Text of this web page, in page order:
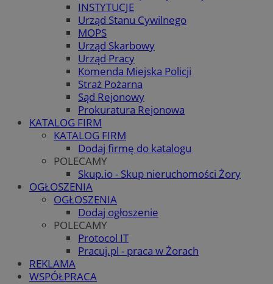
INSTYTUCJE
Urząd Stanu Cywilnego
MOPS
Urząd Skarbowy
Urząd Pracy
Komenda Miejska Policji
Straż Pożarna
Sąd Rejonowy
Prokuratura Rejonowa
KATALOG FIRM
KATALOG FIRM
Dodaj firmę do katalogu
POLECAMY
Skup.io - Skup nieruchomości Żory
OGŁOSZENIA
OGŁOSZENIA
Dodaj ogłoszenie
POLECAMY
Protocol IT
Pracuj.pl - praca w Żorach
REKLAMA
WSPÓŁPRACA